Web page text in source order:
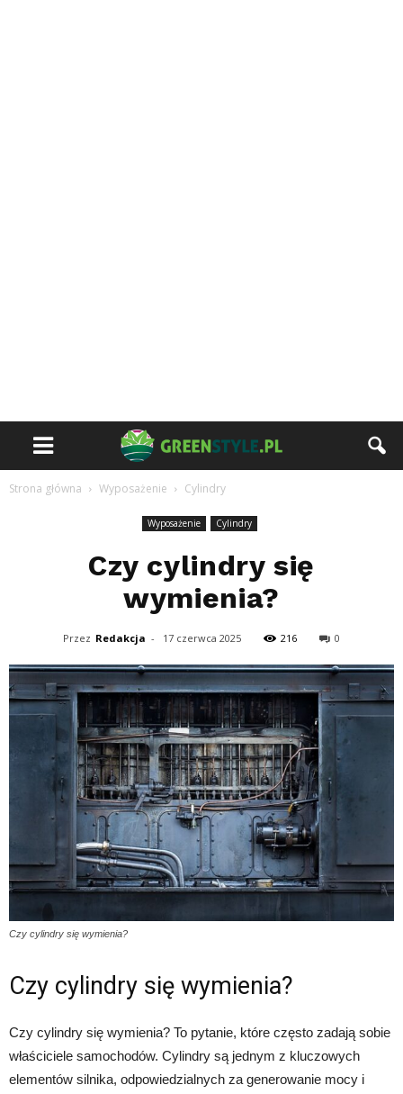
Strona główna Wyposażenie Cylindry
Wyposażenie Cylindry
Czy cylindry się
wymienia?
Przez Redakcja - 17 czerwca 2025 216 0
Czy cylindry się wymienia?
Czy cylindry się wymienia?
Czy cylindry się wymienia? To pytanie, które często zadają sobie
właściciele samochodów. Cylindry są jednym z kluczowych
elementów silnika, odpowiedzialnych za generowanie mocy i